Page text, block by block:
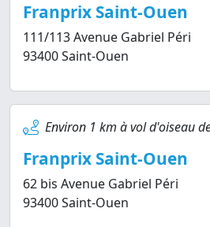
Franprix Saint-Ouen
111/113 Avenue Gabriel Péri
93400 Saint-Ouen
Environ 1 km à vol d'oiseau
Franprix Saint-Ouen
62 bis Avenue Gabriel Péri
93400 Saint-Ouen